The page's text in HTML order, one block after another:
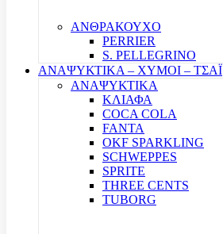
ΑΝΘΡΑΚΟΥΧΟ
PERRIER
S. PELLEGRINO
ΑΝΑΨΥΚΤΙΚΑ – ΧΥΜΟΙ – ΤΣΑΪ
ΑΝΑΨΥΚΤΙΚΑ
ΚΛΙΑΦΑ
COCA COLA
FANTA
OKF SPARKLING
SCHWEPPES
SPRITE
THREE CENTS
TUBORG